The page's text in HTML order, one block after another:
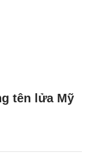
tên lửa Mỹ